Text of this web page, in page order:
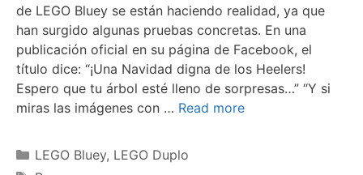
de LEGO Bluey se están haciendo realidad, ya que
han surgido algunas pruebas concretas. En una
publicación oficial en su página de Facebook, el
título dice: “¡Una Navidad digna de los Heelers!
Espero que tu árbol esté lleno de sorpresas…” “Y si
miras las imágenes con … Read more
Categories
LEGO Bluey, LEGO Duplo